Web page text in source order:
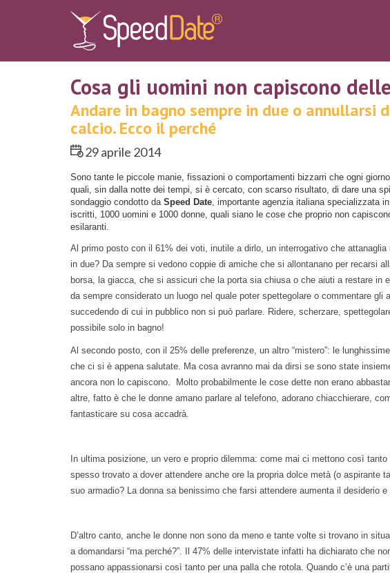
Cosa gli uomini non capiscono
Andare in bagno sempre in due o
calcio. Ecco il perché
29 aprile 2014
Sono tante le piccole manie, fissazioni o comportamenti bizzarri che ogni
quali, sin dalla notte dei tempi, si è cercato, con scarso risultato, di dare una
sondaggio condotto da Speed Date, importante agenzia italiana specializzata in
iscritti, 1000 uomini e 1000 donne, quali siano le cose che proprio non
esilaranti.
Al primo posto con il 61% dei voti, inutile a dirlo, un interrogativo che
in due? Da sempre si vedono coppie di amiche che si allontanano per recarsi
borsa, la giacca, che si assicuri che la porta sia chiusa o che aiuti a restare in
da sempre considerato un luogo nel quale poter spettegolare o commentare
succedendo di cui in pubblico non si può parlare. Ridere, scherzare,
possibile solo in bagno!
Al secondo posto, con il 25% delle preferenze, un altro “mistero”: le
che ci si è appena salutate. Ma cosa avranno mai da dirsi se sono state
ancora non lo capiscono. Molto probabilmente le cose dette non erano
altre, fatto è che le donne amano parlare al telefono, adorano chiacchierare,
fantasticare su cosa accadrà.
In ultima posizione, un vero e proprio dilemma: come mai ci mettono così
spesso trovato a dover attendere anche ore la propria dolce metà (o aspirante
suo armadio? La donna sa benissimo che farsi attendere aumenta il desiderio
D’altro canto, anche le donne non sono da meno e tante volte si trovano in
a domandarsi “ma perché?”. Il 47% delle intervistate infatti ha dichiarato che
possano appassionarsi così tanto per una palla che rotola. Quando c’è una